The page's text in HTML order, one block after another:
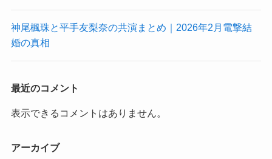
神尾楓珠と平手友梨奈の共演まとめ｜2026年2月電撃結
婚の真相
最近のコメント
表示できるコメントはありません。
アーカイブ